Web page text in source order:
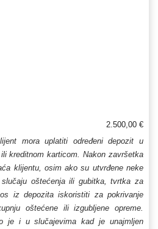
2.500,00 €
mora uplatiti određeni depozit u
kreditnom karticom. Nakon završetka
klijentu, osim ako su utvrđene neke
oštećenja ili gubitka, tvrtka za
iz depozita iskoristiti za pokrivanje
oštećene ili izgubljene opreme.
je i u slučajevima kad je unajmljen